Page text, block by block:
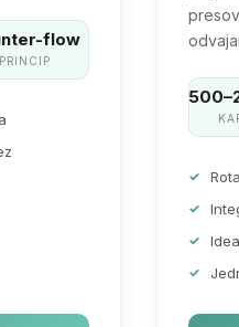
flow
PRINCIP